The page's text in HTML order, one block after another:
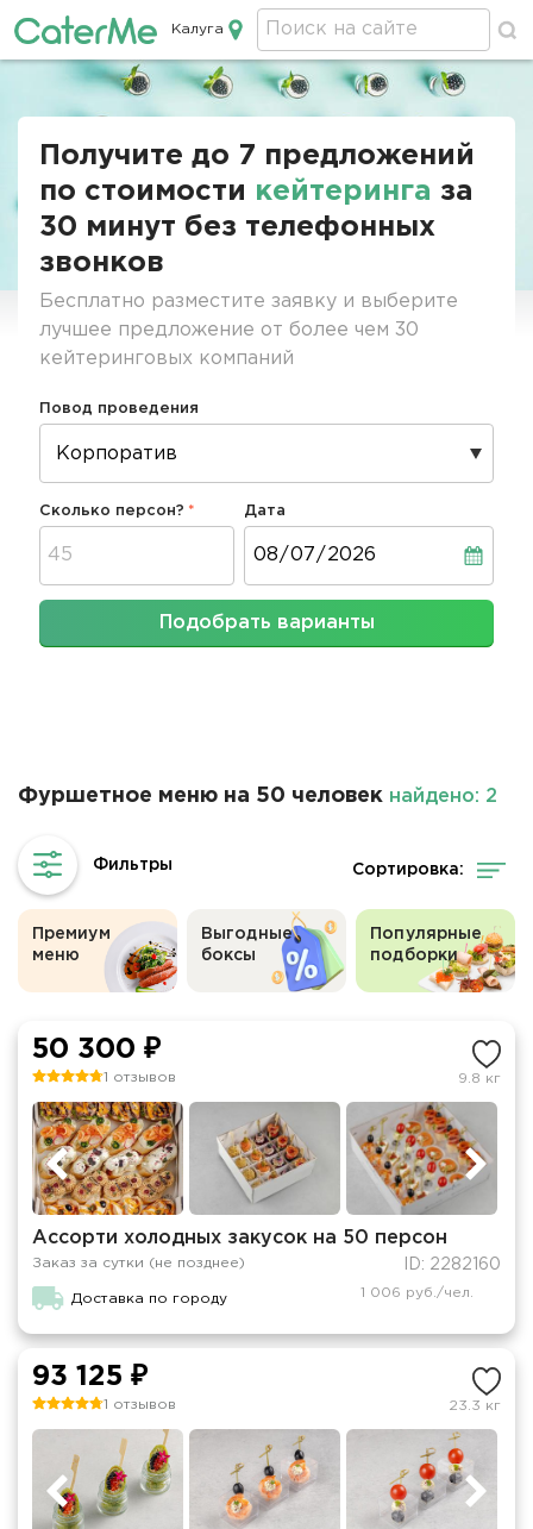
Кейтеринг в Калуге
Калуга
Получите до 7 предложений
по стоимости кейтеринга за
30 минут без телефонных
звонков
Бесплатно разместите заявку и выберите
лучшее предложение от более чем 30
кейтеринговых компаний
Повод проведения
Сколько персон? Дата
Подобрать варианты
Фуршетное меню на 50 человек найдено: 2
Сортировка:
Премиум
меню
Выгодные
боксы
Популярные
подборки
50 300 ₽
1 отзывов 9.8 кг
Ассорти холодных закусок на 50 персон
Заказ за сутки (не позднее) ID: 2282160
Доставка по городу 1 006 руб./чел.
93 125 ₽
1 отзывов 23.3 кг